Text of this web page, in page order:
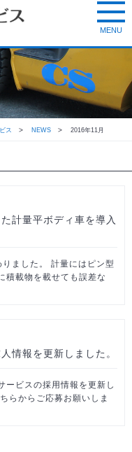
ス NEWS 2016年11月
計量平ボディ車を導入
ました。 計量にはピン型
積載物を載せても誤差な
情報を更新しました。
ービスの採用情報を更新し
らからご応募お願いしま